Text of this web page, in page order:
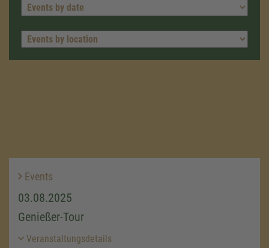
Events
03.08.2025
Genießer-Tour
Veranstaltungsdetails